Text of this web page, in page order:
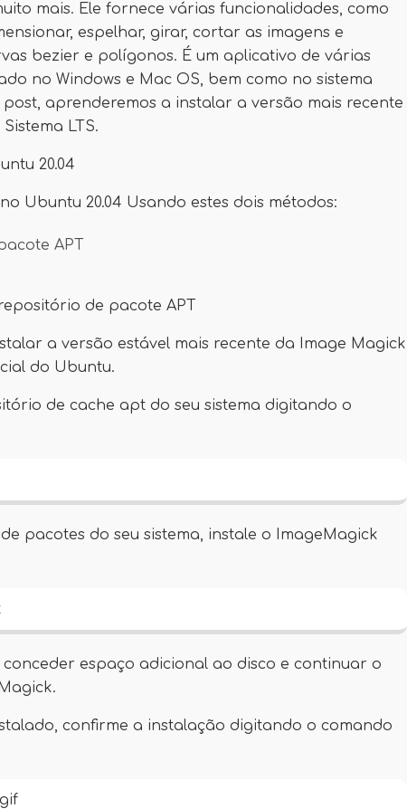
mais. Ele fornece várias funcionalidades, como
espelhar, girar, cortar as imagens e
bezier e polígonos. É um aplicativo de várias
no Windows e Mac OS, bem como no sistema
aprenderemos a instalar a versão mais recente
LTS.
20.04
Ubuntu 20.04 Usando estes dois métodos:
APT
de pacote APT
a versão estável mais recente da Image Magick
do Ubuntu.
de cache apt do seu sistema digitando o
pacotes do seu sistema, instale o ImageMagick
conceder espaço adicional ao disco e continuar o
confirme a instalação digitando o comando